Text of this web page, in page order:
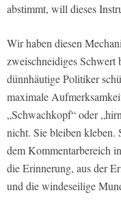
abstimmt, will dieses
Wir haben diesen
zweischneidiges Schwert
dünnhäutige Politiker
maximale
„Schwachkopf“ oder
nicht. Sie bleiben kleben.
dem Kommentarbereich
die Erinnerung, aus der
und die windeseilige